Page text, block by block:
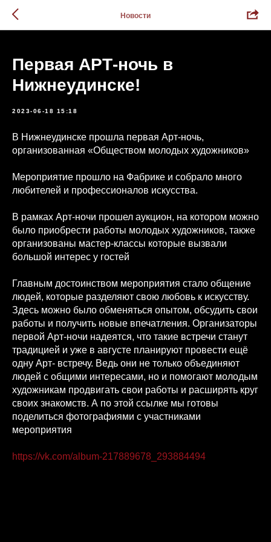
Новости
Первая АРТ-ночь в
Нижнеудинске!
2023-06-18 15:18
В Нижнеудинске прошла первая Арт-ночь,
организованная «Обществом молодых художников»
Мероприятие прошло на Фабрике и собрало много
любителей и профессионалов искусства.
В рамках Арт-ночи прошел аукцион, на котором можно
было приобрести работы молодых художников, также
организованы мастер-классы которые вызвали
большой интерес у гостей
Главным достоинством мероприятия стало общение
людей, которые разделяют свою любовь к искусству.
Здесь можно было обменяться опытом, обсудить свои
работы и получить новые впечатления. Организаторы
первой Арт-ночи надеятся, что такие встречи станут
традицией и уже в августе планируют провести ещё
одну Арт- встречу. Ведь они не только объединяют
людей с общими интересами, но и помогают молодым
художникам продвигать свои работы и расширять круг
своих знакомств. А по этой ссылке мы готовы
поделиться фотографиями с участниками
мероприятия
https://vk.com/album-217889678_293884494